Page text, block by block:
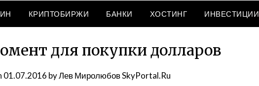
КРИПТОБИРЖИ БАНКИ ХОСТИНГ ИНВЕСТИЦИИ
для покупки долларов
01.07.2016 byЛев Миролюбов SkyPortal.Ru